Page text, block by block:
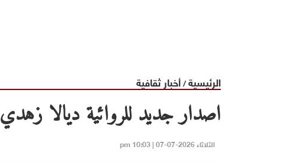
الرئيسية/أخبار ثقافية
اصدار جديد للروائية ديالا زهدي
الثلاثاء 2026-07-07 | 10:03 pm